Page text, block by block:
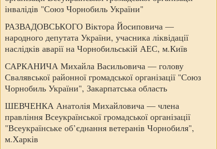
інвалідів "Союз Чорнобиль України"
РАЗВАДОВСЬКОГО Віктора Йосиповича —
народного депутата України, учасника ліквідації
наслідків аварії на Чорнобильській АЕС, м.Київ
САРКАНИЧА Михайла Васильовича — голову
Свалявської районної громадської організації "Союз
Чорнобиль України", Закарпатська область
ШЕВЧЕНКА Анатолія Михайловича — члена
правління Всеукраїнської громадської організації
"Всеукраїнське об’єднання ветеранів Чорнобиля",
м.Харків